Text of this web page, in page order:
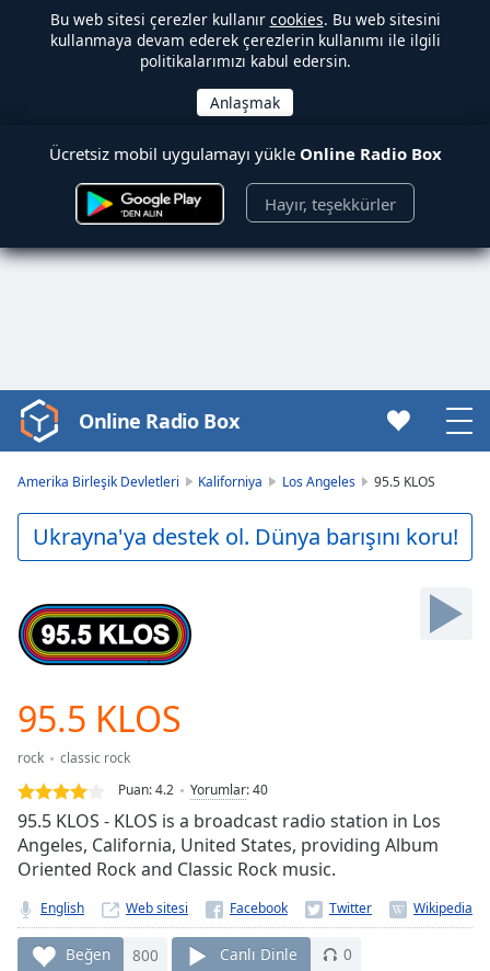
Bu web sitesi çerezler kullanır cookies. Bu web sitesini
kullanmaya devam ederek çerezlerin kullanımı ile ilgili
politikalarımızı kabul edersin.
Ücretsiz mobil uygulamayı yükle Online Radio Box
Hayır, teşekkürler
Video
Player
Play
Video
Backward
Skip
Forward
Current
Time0:00
Loaded:
0.00%
Stream
TypeLIVE
live,
currently
behind
LIVE
Online Radio Box
Amerika Birleşik Devletleri Kaliforniya Los Angeles 95.5 KLOS
Ukrayna'ya destek ol. Dünya barışını koru!
95.5 KLOS
rock
classic rock
Puan:4.2 Yorumlar:40
95.5 KLOS - KLOS is a broadcast radio station in Los
Angeles, California, United States, providing Album
Oriented Rock and Classic Rock music.
English Web sitesi
Beğen 800 Canlı Dinle 0